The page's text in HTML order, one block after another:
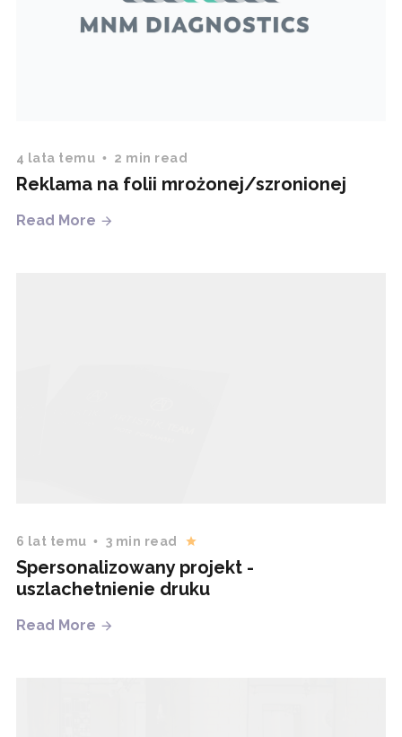
4 lata temu 2 min read
Reklama na folii mrożonej/szronionej
Read More
6 lat temu 3 min read
Spersonalizowany projekt -
uszlachetnienie druku
Read More